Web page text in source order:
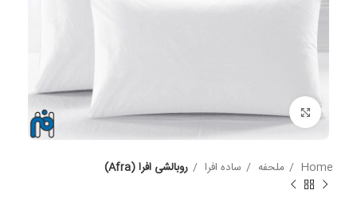
برای بزرگنمایی کلیک کنید
Home ملحفه ساده افرا روبالشی افرا (Afra)